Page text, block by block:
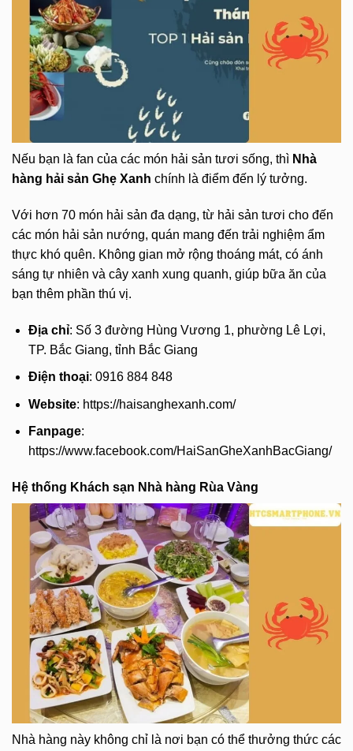
Nếu bạn là fan của các món hải sản tươi sống, thì Nhà
hàng hải sản Ghẹ Xanh chính là điểm đến lý tưởng.
Với hơn 70 món hải sản đa dạng, từ hải sản tươi cho đến
các món hải sản nướng, quán mang đến trải nghiệm ẩm
thực khó quên. Không gian mở rộng thoáng mát, có ánh
sáng tự nhiên và cây xanh xung quanh, giúp bữa ăn của
bạn thêm phần thú vị.
Địa chỉ: Số 3 đường Hùng Vương 1, phường Lê Lợi,
TP. Bắc Giang, tỉnh Bắc Giang
Điện thoại: 0916 884 848
Website: https://haisanghexanh.com/
Fanpage:
https://www.facebook.com/HaiSanGheXanhBacGiang/
Hệ thống Khách sạn Nhà hàng Rùa Vàng
Nhà hàng này không chỉ là nơi bạn có thể thưởng thức các